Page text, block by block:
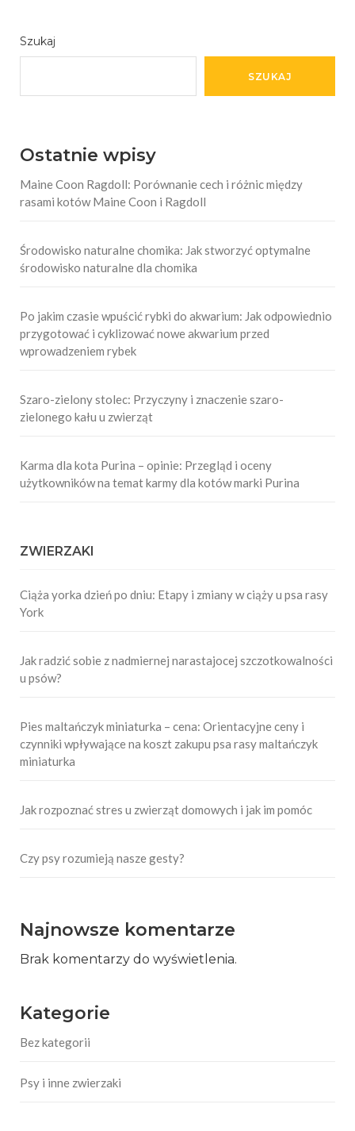
Szukaj
SZUKAJ
Ostatnie wpisy
Maine Coon Ragdoll: Porównanie cech i różnic między
rasami kotów Maine Coon i Ragdoll
Środowisko naturalne chomika: Jak stworzyć optymalne
środowisko naturalne dla chomika
Po jakim czasie wpuścić rybki do akwarium: Jak odpowiednio
przygotować i cyklizować nowe akwarium przed
wprowadzeniem rybek
Szaro-zielony stolec: Przyczyny i znaczenie szaro-
zielonego kału u zwierząt
Karma dla kota Purina – opinie: Przegląd i oceny
użytkowników na temat karmy dla kotów marki Purina
ZWIERZAKI
Ciąża yorka dzień po dniu: Etapy i zmiany w ciąży u psa rasy
York
Jak radzić sobie z nadmiernej narastajocej szczotkowalności
u psów?
Pies maltańczyk miniaturka – cena: Orientacyjne ceny i
czynniki wpływające na koszt zakupu psa rasy maltańczyk
miniaturka
Jak rozpoznać stres u zwierząt domowych i jak im pomóc
Czy psy rozumieją nasze gesty?
Najnowsze komentarze
Brak komentarzy do wyświetlenia.
Kategorie
Bez kategorii
Psy i inne zwierzaki